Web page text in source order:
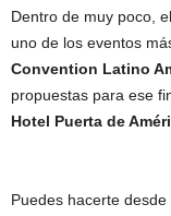
Dentro de muy poco,
uno de los eventos
Convention Latino
propuestas para ese
Hotel Puerta de
Puedes hacerte